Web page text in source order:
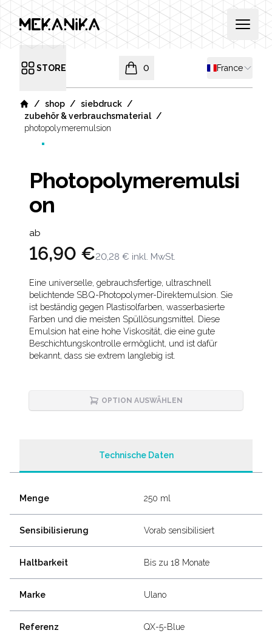
MEKANIKA Open
Open menu
STORE Shipping
France
0
items in cart, view bag
Home
/ shop / siebdruck /
zubehör & verbrauchsmaterial /
photopolymeremulsion
Photopolymeremulsi
on
Product information
ab
16,90 €20,28 € inkl. MwSt.
Description
Eine universelle, gebrauchsfertige, ultraschnell
belichtende SBQ-Photopolymer-Direktemulsion. Sie
ist beständig gegen Plastisolfarben, wasserbasierte
Farben und die meisten Spüllösungsmittel. Diese
Emulsion hat eine hohe Viskosität, die eine gute
Beschichtungskontrolle ermöglicht, und ist dafür
bekannt, dass sie extrem langlebig ist.
OPTION AUSWÄHLEN
Technische Daten
Menge 250 ml
Sensibilisierung Vorab sensibilisiert
Haltbarkeit Bis zu 18 Monate
Marke Ulano
Referenz QX-5-Blue